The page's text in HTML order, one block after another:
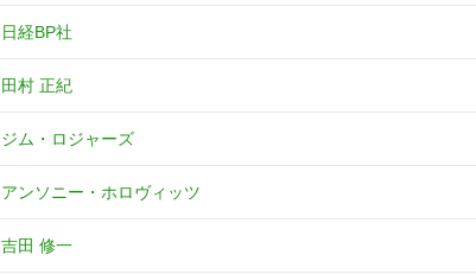
日経BP社
田村 正紀
ジム・ロジャーズ
アンソニー・ホロヴィッツ
吉田 修一